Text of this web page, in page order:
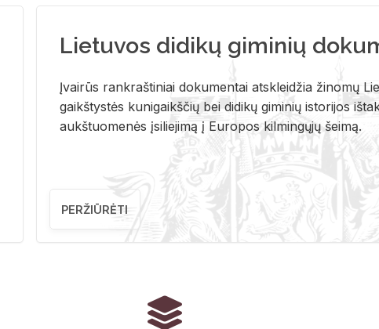
Lietuvos didikų giminių
Įvai­rūs rank­raš­ti­niai do­ku­men­tai at­sklei­džia ži­no­mų
gaikš­tys­tės ku­ni­gaikš­čių bei di­di­kų gi­mi­nių is­to­ri­jos
aukš­tuo­me­nės įsi­lie­ji­mą į Eu­ro­pos kil­min­gų­jų šei­mą.
PERŽIŪRĖTI